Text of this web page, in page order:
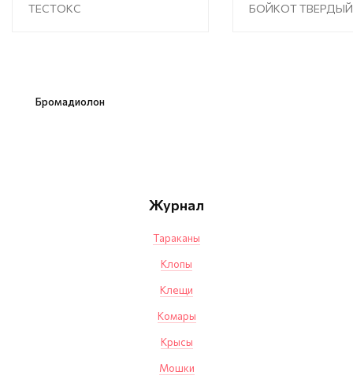
ТЕСТОКС БОЙКОТ ТВЕРДЫЙ
Бромадиолон
Журнал
Тараканы
Клопы
Клещи
Комары
Крысы
Мошки